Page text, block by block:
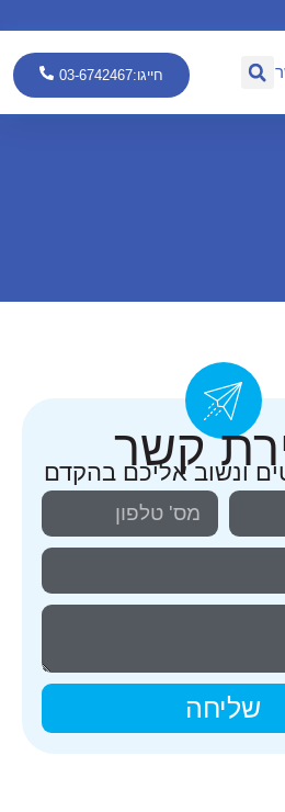
חייגו:03-6742467
קשר
ונשוב אליכם בהקדם
שליחה